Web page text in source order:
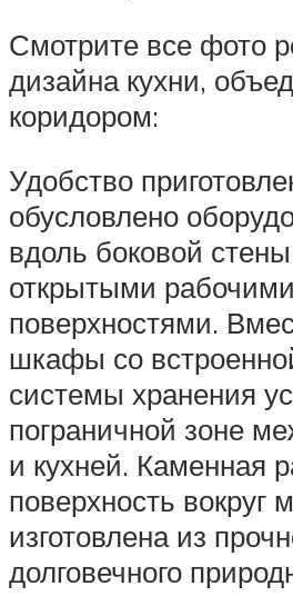
Смотрите все фото
дизайна кухни,
коридором:
Удобство
обусловлено
вдоль боковой
открытыми рабочими
поверхностями.
шкафы со
системы хранения
пограничной зоне
и кухней. Каменная
поверхность вокруг
изготовлена из
долговечного